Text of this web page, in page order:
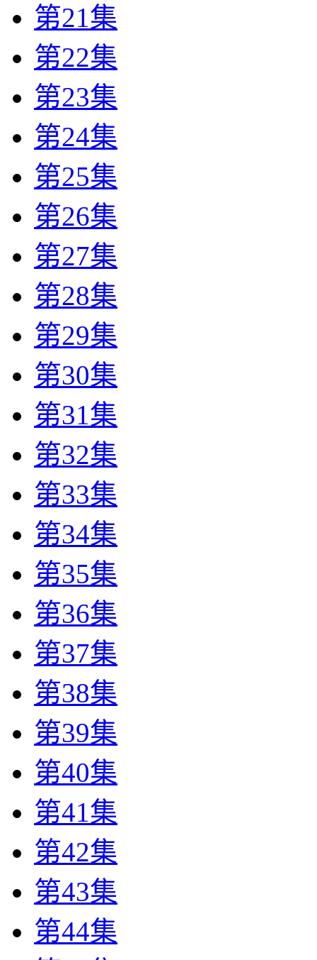
第21集
第22集
第23集
第24集
第25集
第26集
第27集
第28集
第29集
第30集
第31集
第32集
第33集
第34集
第35集
第36集
第37集
第38集
第39集
第40集
第41集
第42集
第43集
第44集